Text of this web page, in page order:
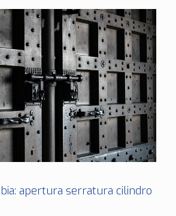
apertura serratura cilindro